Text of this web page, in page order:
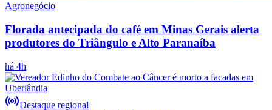
Agronegócio
Florada antecipada do café em Minas Gerais alerta
produtores do Triângulo e Alto Paranaíba
há 4h
Destaque regional